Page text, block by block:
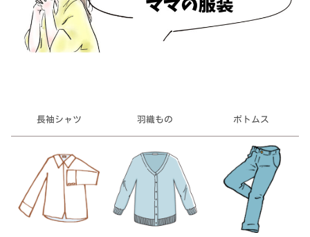
長袖シャツ 羽織もの ボトムス